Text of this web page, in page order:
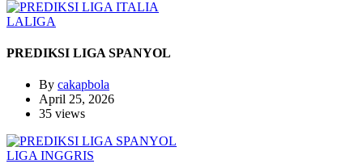
LALIGA
PREDIKSI LIGA SPANYOL
By cakapbola
April 25, 2026
35 views
LIGA INGGRIS